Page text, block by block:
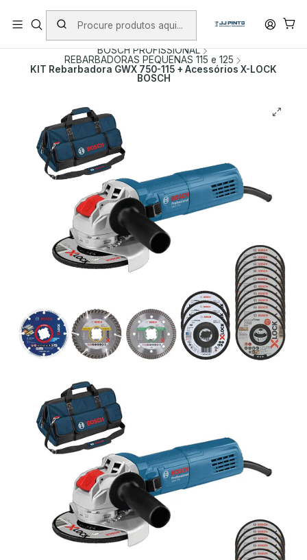
PORTES INCLUÍDOS EM ENCOMENDAS +75€ (excepto ilhas)
Início PRODUTOS
FERRAMENTAS COM FIO
BOSCH PROFISSIONAL
REBARBADORAS PEQUENAS 115 e 125
KIT Rebarbadora GWX 750-115 + Acessórios X-LOCK
BOSCH